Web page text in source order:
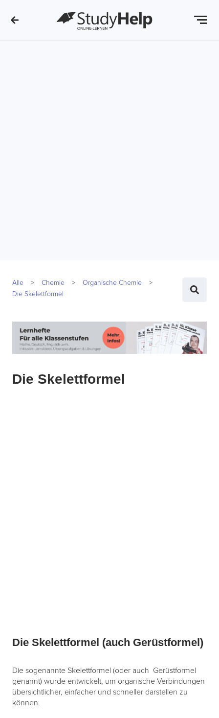
Alle Chemie
Organische Chemie
Die Skelettformel
Die Skelettformel
Die Skelettformel (auch Gerüstformel)
Die sogenannte Skelettformel (oder auch Gerüstformel
genannt) wurde entwickelt, um organische Verbindungen
übersichtlicher, einfacher und schneller darstellen zu
können.